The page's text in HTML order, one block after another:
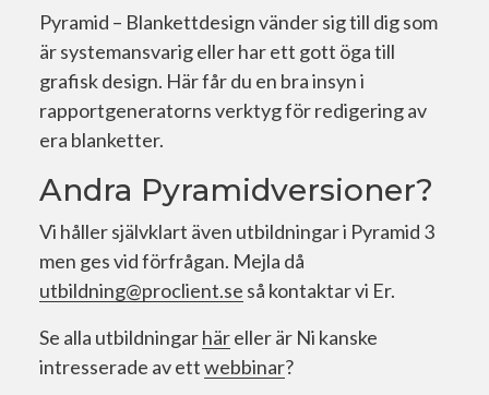
Pyramid – Blankettdesign vänder sig till dig som
är systemansvarig eller har ett gott öga till
grafisk design. Här får du en bra insyn i
rapportgeneratorns verktyg för redigering av
era blanketter.
Andra Pyramidversioner?
Vi håller självklart även utbildningar i Pyramid 3
men ges vid förfrågan. Mejla då
utbildning@proclient.se så kontaktar vi Er.
Se alla utbildningarhäreller är Ni kanske
intresserade av ettwebbinar?